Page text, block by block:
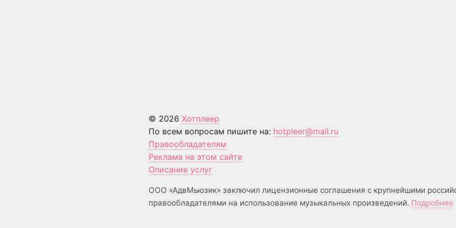
© 2026 Хотплеер
По всем вопросам пишите на: hotpleer@mail.ru
Правообладателям
Реклама на этом сайте
Описание услуг
ООО «АдвМьюзик» заключил лицензионные соглашения с крупнейшими
правообладателями на использование музыкальных произведений. Подробнее